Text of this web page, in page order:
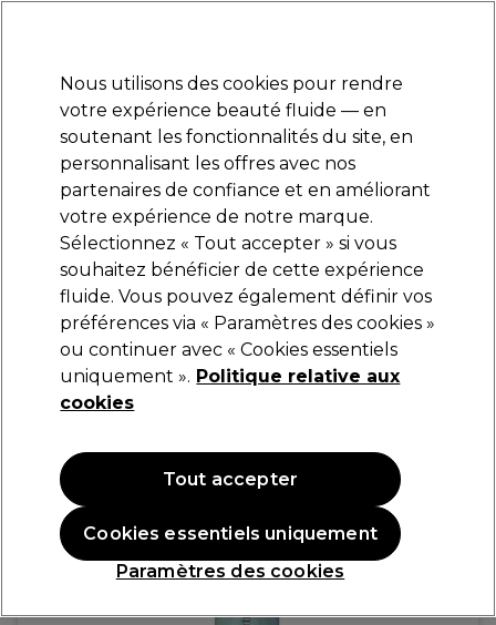
Se connecter
Marques Bons plans Coiffure Electro et Matériel
Livraison et délais
lire la suite
Wunderbar Vegan Shampooing Smooth'n
12,45 €
OFFRE EN LIGNE
Nous utilisons des cookies pour rendre
votre expérience beauté fluide — en
soutenant les fonctionnalités du site, en
personnalisant les offres avec nos
partenaires de confiance et en améliorant
votre expérience de notre marque.
Sélectionnez « Tout accepter » si vous
souhaitez bénéficier de cette expérience
fluide. Vous pouvez également définir vos
préférences via « Paramètres des cookies »
ou continuer avec « Cookies essentiels
uniquement ». Politique relative aux
cookies
Paramètres des cookies
Cookies essentiels uniquement
Tout accepter